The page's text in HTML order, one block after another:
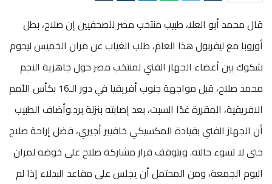
قال محمد أبو العلا، طبيب منتخب مصر للصحفيين إن صلاح، بطل
أوروبا مع ليفربول هذا العام، طلب الغياب عن مران الخميس ليحوم
شكوك بين أعضاء الجهاز الفني لمنتخب مصر حول جاهزية النجم
محمد صلاح، قبل مواجهة جنوب أفريقيا في دور الـ16 بكأس الأمم
الافريقية، المقررة غدًا السبت، بعد إصابته بنزلة برد.وأضاف الطبيب
أن الجهاز الفني بقيادة المكسيكي خافيير أجيري، فضل إراحة صلاح
حتى لا تسوء حالته. ويتوقف قرار مشاركة صلاح على خوضه لمران
اليوم الجمعة، ومن المحتمل أن يجلس على مقاعد البدلاء إذا لم